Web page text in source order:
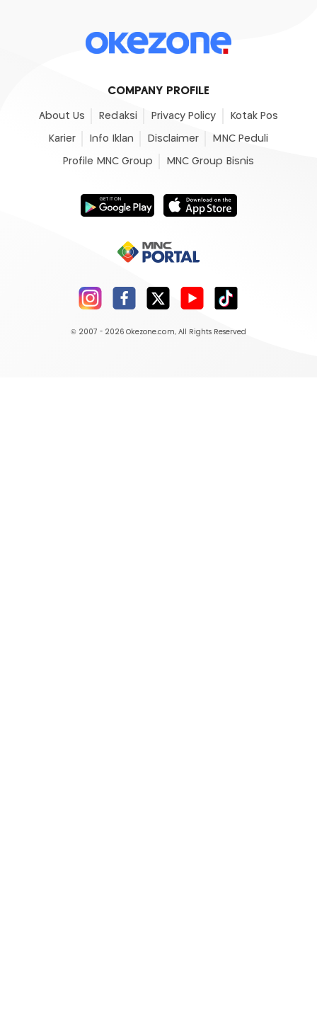
COMPANY PROFILE
About Us Redaksi Privacy Policy Kotak Pos
Karier Info Iklan Disclaimer MNC Peduli
Profile MNC Group MNC Group Bisnis
© 2007 - 2026 Okezone.com, All Rights Reserved